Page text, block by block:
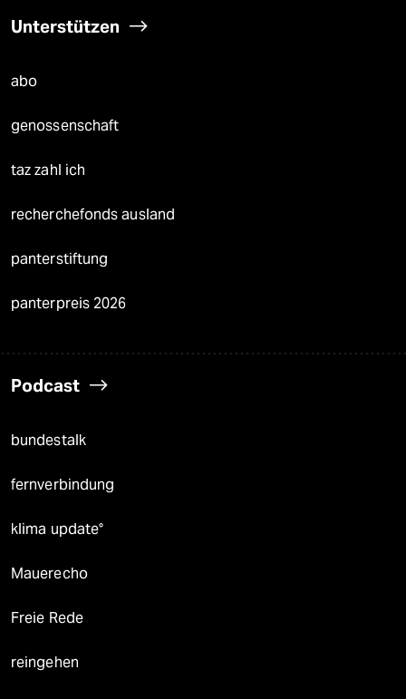
Unterstützen
abo
genossenschaft
taz zahl ich
recherchefonds ausland
panterstiftung
panterpreis 2026
Podcast
bundestalk
fernverbindung
klima update°
Mauerecho
Freie Rede
reingehen